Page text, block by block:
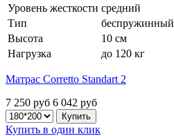
Уровень жесткости средний
Тип
беспружинный
Высота
10 см
Нагрузка
до 120 кг
Матрас Corretto Standart 2
7 250 руб 6 042 руб
Купить в один клик